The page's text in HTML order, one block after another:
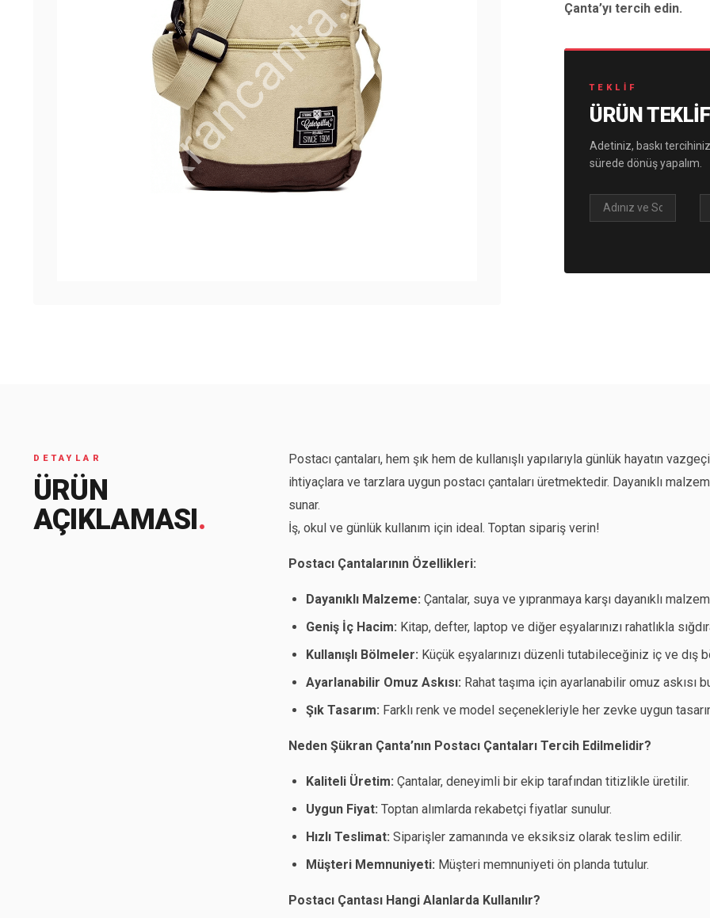
Çanta’yı tercih edin.
TEKLIF
ÜRÜN
Adetiniz, baskı
sürede dönüş yapalım.
DETAYLAR
ÜRÜN
AÇIKLAMASI.
Postacı çantaları, hem şık hem de kullanışlı yapılarıyla günlük hayatın
ihtiyaçlara ve tarzlara uygun postacı çantaları üretmektedir. Dayanıklı
sunar.
İş, okul ve günlük kullanım için ideal. Toptan sipariş verin!
Postacı Çantalarının Özellikleri:
Dayanıklı Malzeme: Çantalar, suya ve yıpranmaya karşı dayanıklı
Geniş İç Hacim: Kitap, defter, laptop ve diğer eşyalarınızı rahatlıkla
Kullanışlı Bölmeler: Küçük eşyalarınızı düzenli tutabileceğiniz iç ve dış
Ayarlanabilir Omuz Askısı: Rahat taşıma için ayarlanabilir omuz askısı
Şık Tasarım: Farklı renk ve model seçenekleriyle her zevke uygun
Neden Şükran Çanta’nın Postacı Çantaları Tercih Edilmelidir?
Kaliteli Üretim: Çantalar, deneyimli bir ekip tarafından titizlikle üretilir.
Uygun Fiyat: Toptan alımlarda rekabetçi fiyatlar sunulur.
Hızlı Teslimat: Siparişler zamanında ve eksiksiz olarak teslim edilir.
Müşteri Memnuniyeti: Müşteri memnuniyeti ön planda tutulur.
Postacı Çantası Hangi Alanlarda Kullanılır?